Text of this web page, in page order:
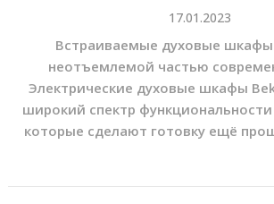
17.01.2023
Встраиваемые духовые
неотъемлемой частью
Электрические духовые шкафы
широкий спектр
которые сделают готовку ещё